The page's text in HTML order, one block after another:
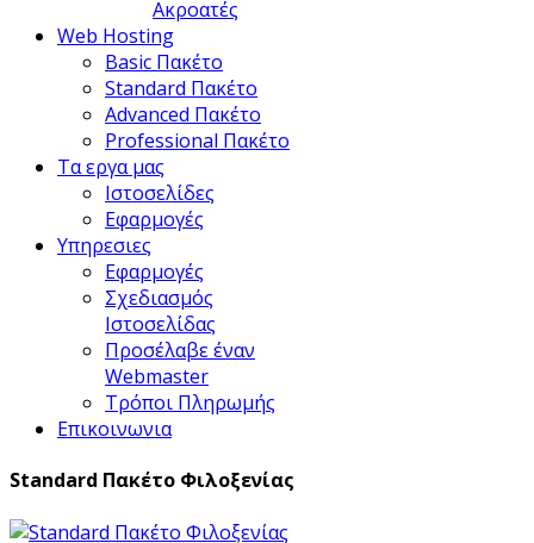
Ακροατές
Web Hosting
Basic Πακέτο
Standard Πακέτο
Advanced Πακέτο
Professional Πακέτο
Τα εργα μας
Ιστοσελίδες
Εφαρμογές
Υπηρεσιες
Εφαρμογές
Σχεδιασμός
Ιστοσελίδας
Προσέλαβε έναν
Webmaster
Τρόποι Πληρωμής
Επικοινωνια
Standard Πακέτο Φιλοξενίας